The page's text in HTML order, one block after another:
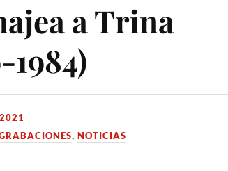
a Trina
1984)
,NOTICIAS